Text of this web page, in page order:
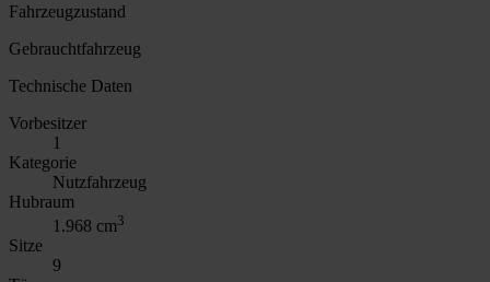
Fahrzeugzustand
Gebrauchtfahrzeug
Technische Daten
Vorbesitzer
1
Kategorie
Nutzfahrzeug
Hubraum
1.968 cm3
Sitze
9